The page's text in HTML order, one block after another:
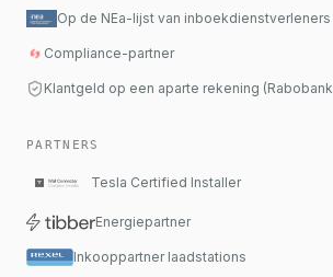
Op de NEa-lijst van inboekdienstverleners
Compliance-partner
Klantgeld op een aparte rekening
PARTNERS
Tesla Certified Installer
Energiepartner
Inkooppartner laadstations